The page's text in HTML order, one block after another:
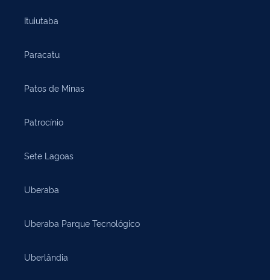
Ituiutaba
Paracatu
Patos de Minas
Patrocínio
Sete Lagoas
Uberaba
Uberaba Parque Tecnológico
Uberlândia